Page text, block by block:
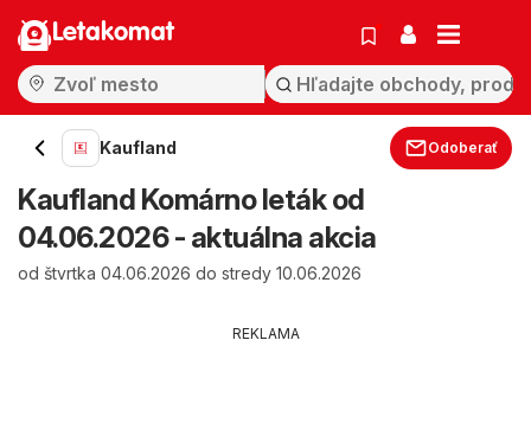
Letakomat
Kaufland Odoberať
Kaufland Komárno leták od
04.06.2026 - aktuálna akcia
od štvrtka 04.06.2026 do stredy 10.06.2026
REKLAMA